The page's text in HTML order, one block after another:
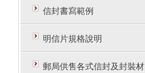
信封書寫範例
明信片規格說明
郵局供售各式信封及封裝材